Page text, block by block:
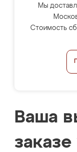
Мы
Стоимость
Ваша